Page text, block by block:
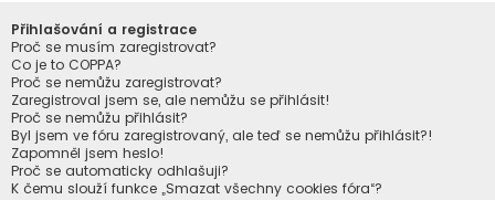
Přihlašování a registrace
Proč se musím zaregistrovat?
Co je to COPPA?
Proč se nemůžu zaregistrovat?
Zaregistroval jsem se, ale nemůžu se přihlásit!
Proč se nemůžu přihlásit?
Byl jsem ve fóru zaregistrovaný, ale teď se nemůžu přihlásit?!
Zapomněl jsem heslo!
Proč se automaticky odhlašuji?
K čemu slouží funkce „Smazat všechny cookies fóra“?